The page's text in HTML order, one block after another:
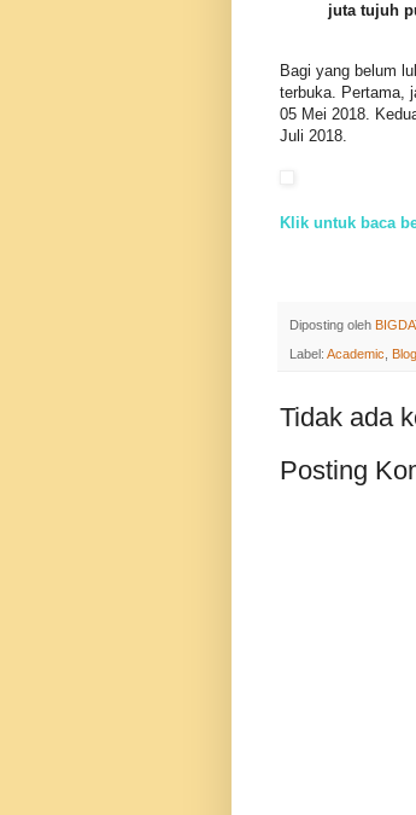
juta tujuh
Bagi yang belum
terbuka. Pertama,
05 Mei 2018.
Juli 2018.
Klik untuk baca
Diposting oleh
Label: Academic Blog
Tidak ada
Posting